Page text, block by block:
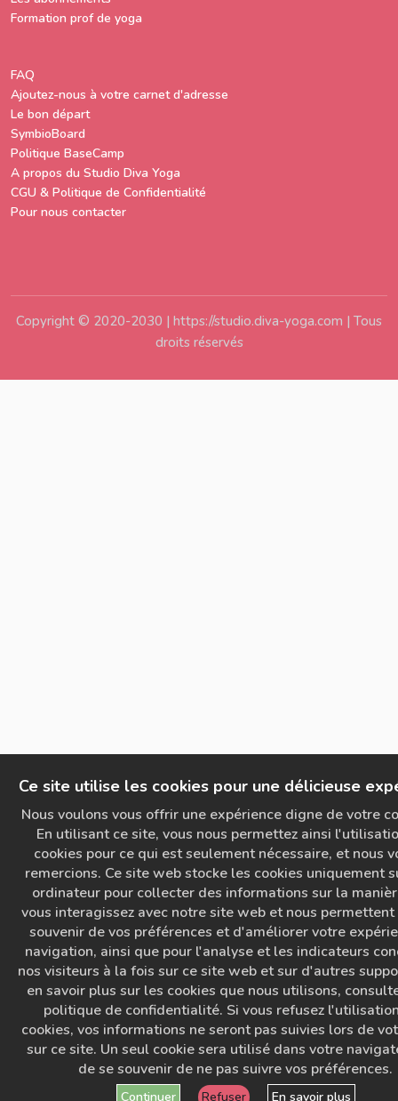
Formation prof de yoga
FAQ
Ajoutez-nous à votre carnet d'adresse
Le bon départ
SymbioBoard
Politique BaseCamp
A propos du Studio Diva Yoga
CGU & Politique de Confidentialité
Pour nous contacter
Copyright © 2020-2030 | https://studio.diva-yoga.com | Tous
droits réservés
Ce site utilise les cookies pour une délicieuse
Nous voulons vous offrir une expérience digne de votre
En utilisant ce site, vous nous permettez ainsi
cookies pour ce qui est seulement nécessaire, et nous
remercions. Ce site web stocke les cookies uniquement
ordinateur pour collecter des informations sur la
vous interagissez avec notre site web et nous permettent
souvenir de vos préférences et d'améliorer votre
navigation, ainsi que pour l'analyse et les indicateurs
nos visiteurs à la fois sur ce site web et sur d'autres
en savoir plus sur les cookies que nous utilisons,
politique de confidentialité. Si vous refusez
cookies, vos informations ne seront pas suivies lors de
sur ce site. Un seul cookie sera utilisé dans votre
de se souvenir de ne pas suivre vos préférences.
Continuer Refuser En savoir plus